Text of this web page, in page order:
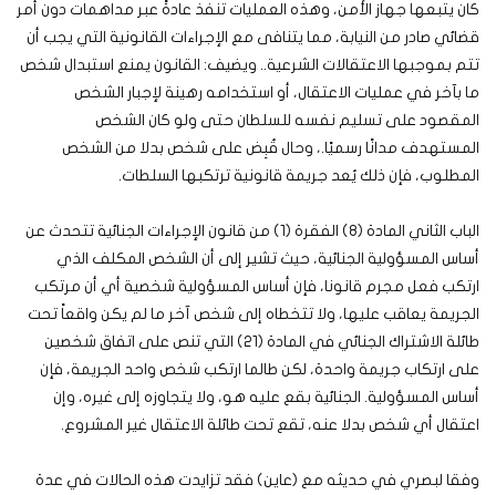
كان يتبعها جهاز الأمن، وهذه العمليات تنفذ عادةً عبر مداهمات دون أمر
قضائي صادر من النيابة، مما يتنافى مع الإجراءات القانونية التي يجب أن
تتم بموجبها الاعتقالات الشرعية.. ويضيف: القانون يمنع استبدال شخص
ما بآخر في عمليات الاعتقال، أو استخدامه رهينة لإجبار الشخص
المقصود على تسليم نفسه للسلطان حتى ولو كان الشخص
المستهدف مدانًا رسميًا.، وحال قُبِض على شخص بدلا من الشخص
المطلوب، فإن ذلك يُعد جريمة قانونية ترتكبها السلطات.
الباب الثاني المادة (8) الفقرة (1) من قانون الإجراءات الجنائية تتحدث عن
أساس المسؤولية الجنائية، حيث تشير إلى أن الشخص المكلف الذي
ارتكب فعل مجرم قانونا، فإن أساس المسؤولية شخصية أي أن مرتكب
الجريمة يعاقب عليها، ولا تتخطاه إلى شخص آخر ما لم يكن واقعاً تحت
طائلة الاشتراك الجنائي في المادة (21) التي تنص على اتفاق شخصين
على ارتكاب جريمة واحدة، لكن طالما ارتكب شخص واحد الجريمة، فإن
أساس المسؤولية. الجنائية بقع عليه هو، ولا يتجاوزه إلى غيره، وإن
اعتقال أي شخص بدلا عنه، تقع تحت طائلة الاعتقال غير المشروع.
وفقا لبصري في حديثه مع (عاين) فقد تزايدت هذه الحالات في عدة